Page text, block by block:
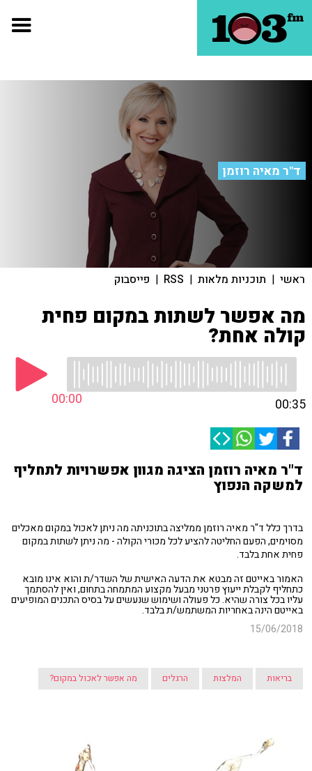
ד"ר מאיה רוזמן
ראשי | תוכניות מלאות |
RSS
| פייסבוק
מה אפשר לשתות במקום פחית
קולה אחת?
00:00 00:35
ד"ר מאיה רוזמן הציגה מגוון אפשרויות לתחליף
למשקה הנפוץ
בדרך כלל ד"ר מאיה רוזמן ממליצה בתוכניתה מה ניתן לאכול במקום מאכלים
מסוימים, הפעם החליטה להציע לכל מכורי הקולה - מה ניתן לשתות במקום
פחית אחת בלבד.
האמור באייטם זה מבטא את הדעה האישית של השדר/ת והוא אינו מובא
כתחליף לקבלת ייעוץ פרטני מבעל מקצוע המתמחה בתחום, ואין להסתמך
עליו בכל צורה שהיא. כל פעולה ושימוש שנעשים על בסיס התכנים המופיעים
באייטם הינה באחריות המשתמש/ת בלבד.
15/06/2018
בריאות המלצות הרגלים מה אפשר לאכול במקום?